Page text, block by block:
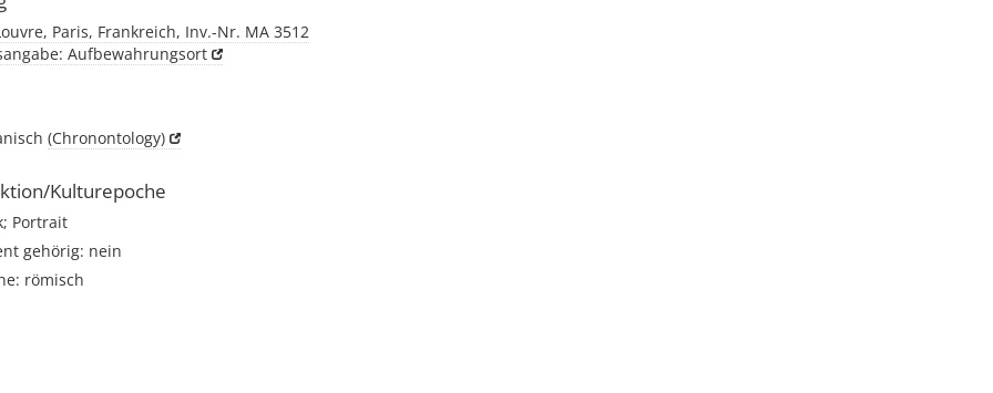
Paris, Frankreich, Inv.-Nr. MA 3512
Aufbewahrungsort
(Chronontology)
Kulturepoche
Portrait
gehörig: nein
römisch